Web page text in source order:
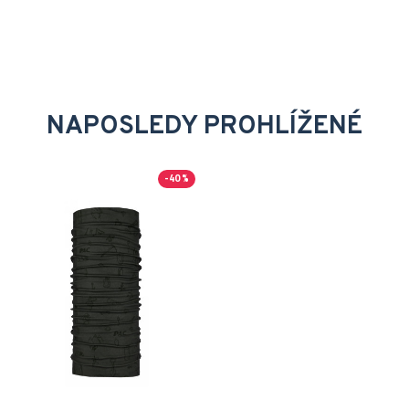
NAPOSLEDY PROHLÍŽENÉ
-40 %